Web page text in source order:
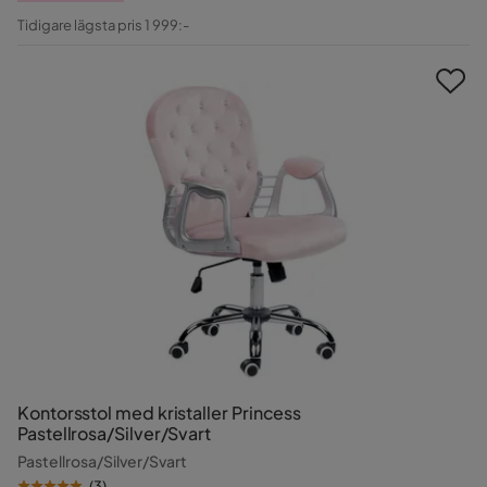
Pris
Original
Tidigare lägsta pris 1 999:-
Kontorsstol med kristaller Princess
Pastellrosa/Silver/Svart
Pastellrosa/Silver/Svart